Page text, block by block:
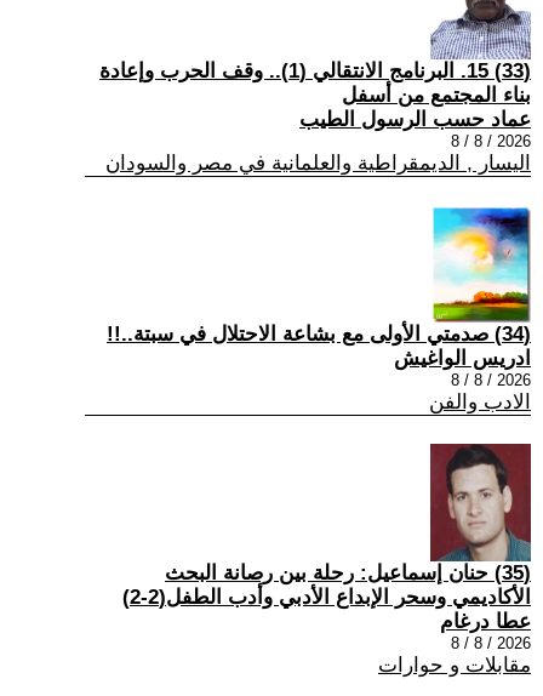
(33) 15. البرنامج الانتقالي (1).. وقف الحرب وإعادة
بناء المجتمع من أسفل
عماد حسب الرسول الطيب
2026 / 8 / 8
اليسار , الديمقراطية والعلمانية في مصر والسودان
(34) صدمتي الأولى مع بشاعة الاحتلال في سبتة..!!
ادريس الواغيش
2026 / 8 / 8
الادب والفن
(35) حنان إسماعيل: رحلة بين رصانة البحث
الأكاديمي وسحر الإبداع الأدبي وأدب الطفل(2-2)
عطا درغام
2026 / 8 / 8
مقابلات و حوارات